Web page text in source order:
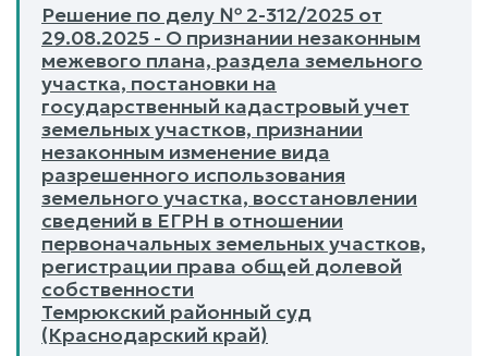
Решение по делу № 2-312/2025 от
29.08.2025 - О признании незаконным
межевого плана, раздела земельного
участка, постановки на
государственный кадастровый учет
земельных участков, признании
незаконным изменение вида
разрешенного использования
земельного участка, восстановлении
сведений в ЕГРН в отношении
первоначальных земельных участков,
регистрации права общей долевой
собственности
Темрюкский районный суд
(Краснодарский край)